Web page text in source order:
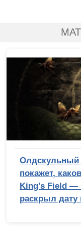
Олдскульный
покажет,
King's Field —
раскрыл